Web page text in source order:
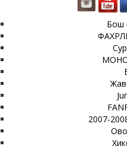
Бош
2007-